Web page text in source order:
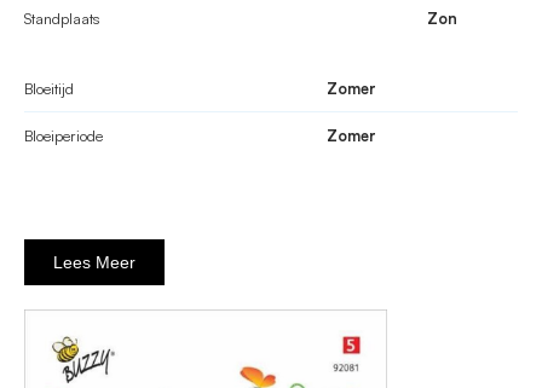
Standplaats Zon
Bloeitijd Zomer
Bloeiperiode Zomer
Lees Meer